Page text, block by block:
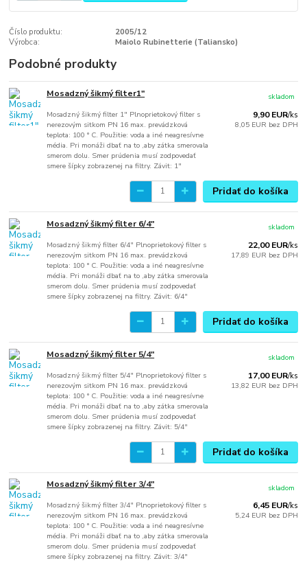
Číslo produktu:
2005/12
Výrobca:
Maiolo Rubinetterie (Taliansko)
Podobné produkty
Mosadzný šikmý filter1"
Mosadzný šikmý filter 1" Plnoprietokový filter s
nerezovým sitkom PN 16 max. prevádzková
teplota: 100 ° C. Použitie: voda a iné neagresívne
média. Pri monáži dbať na to ,aby zátka smerovala
smerom dolu. Smer prúdenia musí zodpovedať
smere šípky zobrazenej na filtry. Závit: 1"
9,90 EUR/ks
8,05 EUR bez DPH
skladom
Pridať do košíka
Mosadzný šikmý filter 6/4"
Mosadzný šikmý filter 6/4" Plnoprietokový filter s
nerezovým sitkom PN 16 max. prevádzková
teplota: 100 ° C. Použitie: voda a iné neagresívne
média. Pri monáži dbať na to ,aby zátka smerovala
smerom dolu. Smer prúdenia musí zodpovedať
smere šípky zobrazenej na filtry. Závit: 6/4"
22,00 EUR/ks
17,89 EUR bez DPH
skladom
Pridať do košíka
Mosadzný šikmý filter 5/4"
Mosadzný šikmý filter 5/4" Plnoprietokový filter s
nerezovým sitkom PN 16 max. prevádzková
teplota: 100 ° C. Použitie: voda a iné neagresívne
média. Pri monáži dbať na to ,aby zátka smerovala
smerom dolu. Smer prúdenia musí zodpovedať
smere šípky zobrazenej na filtry. Závit: 5/4"
17,00 EUR/ks
13,82 EUR bez DPH
skladom
Pridať do košíka
Mosadzný šikmý filter 3/4"
Mosadzný šikmý filter 3/4" Plnoprietokový filter s
nerezovým sitkom PN 16 max. prevádzková
teplota: 100 ° C. Použitie: voda a iné neagresívne
média. Pri monáži dbať na to ,aby zátka smerovala
smerom dolu. Smer prúdenia musí zodpovedať
smere šípky zobrazenej na filtry. Závit: 3/4"
6,45 EUR/ks
5,24 EUR bez DPH
skladom